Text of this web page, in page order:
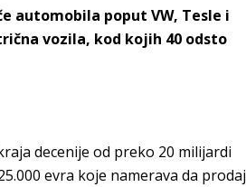
automobila poput VW, Tesle i
vozila, kod kojih 40 odsto
decenije od preko 20 milijardi
evra koje namerava da